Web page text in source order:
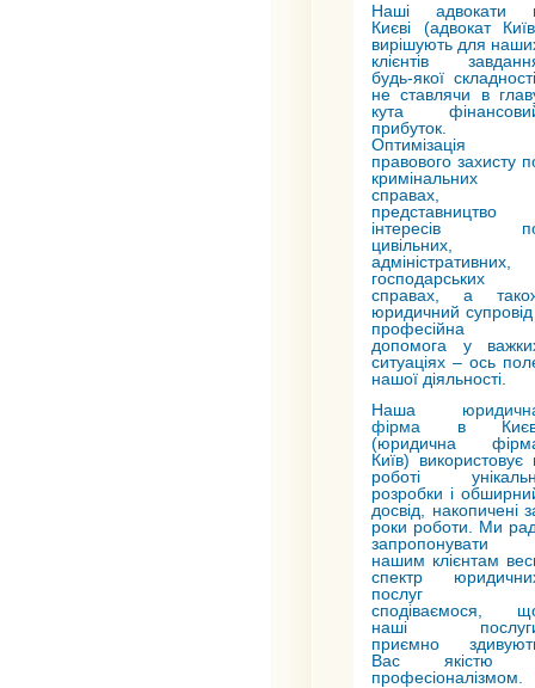
Наші адвокати
Києві (адвокат
вирішують для
клієнтів
будь-якої
не ставлячи в
кута
прибуток.
Оптимізація
правового захисту
кримінальних
справах,
представництво
інтересів
цивільних,
адміністративних,
господарських
справах, а
юридичний супровід
професійна
допомога у
ситуаціях – ось
нашої діяльності.
Наша
фірма в
(юридична
Київ) використовує
роботі
розробки і
досвід, накопичені
роки роботи. Ми
запропонувати
нашим клієнтам
спектр
послуг
сподіваємося,
наші
приємно
Вас якістю
професіоналізмом.